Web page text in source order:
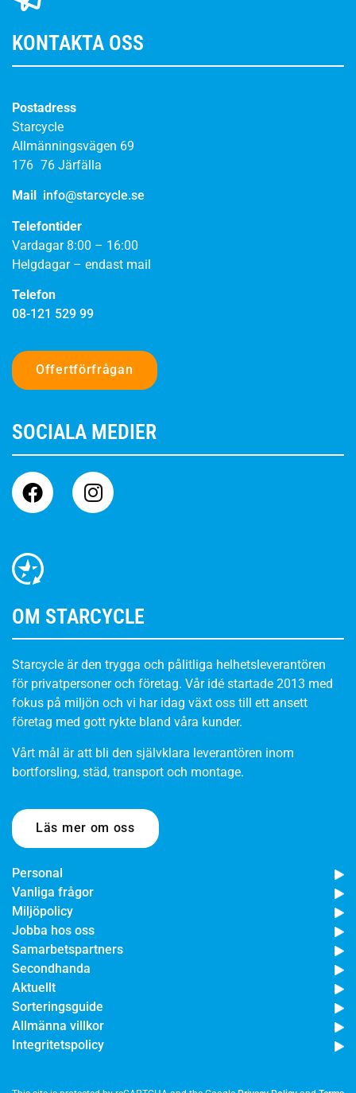
KONTAKTA OSS
Postadress
Starcycle
Allmänningsvägen 69
176 76 Järfälla
Mail info@starcycle.se
Telefontider
Vardagar 8:00 – 16:00
Helgdagar – endast mail
Telefon
08-121 529 99
Offertförfrågan
SOCIALA MEDIER
OM STARCYCLE
Starcycle är den trygga och pålitliga helhetsleverantören
för privatpersoner och företag. Vår idé startade 2013 med
fokus på miljön och vi har idag växt oss till ett ansett
företag med gott rykte bland våra kunder.
Vårt mål är att bli den självklara leverantören inom
bortforsling, städ, transport och montage.
Läs mer om oss
Personal
Vanliga frågor
Miljöpolicy
Jobba hos oss
Samarbetspartners
Secondhanda
Aktuellt
Sorteringsguide
Allmänna villkor
Integritetspolicy